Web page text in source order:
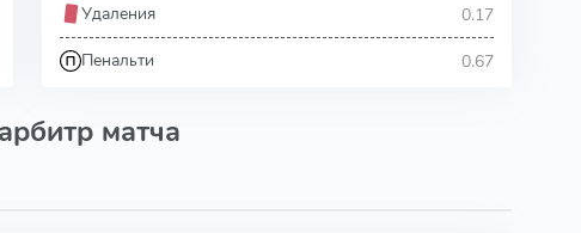
Удаления 0.17
Пенальти 0.67
матча